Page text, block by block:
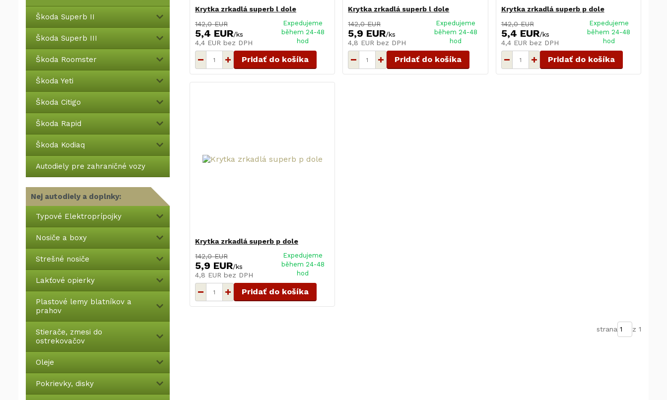
Škoda Superb II
Škoda Superb III
Škoda Roomster
Škoda Yeti
Škoda Citigo
Škoda Rapid
Škoda Kodiaq
Autodiely pre zahraničné vozy
Nej autodiely a doplnky:
Typové Elektroprípojky
Nosiče a boxy
Strešné nosiče
Lakťové opierky
Plastové lemy blatníkov a
prahov
Stierače, zmesi do
ostrekovačov
Oleje
Pokrievky, disky
Krytka zrkadlá superb l dole
142,0 EUR
5,4 EUR/ks
4,4 EUR bez DPH
Expedujeme
během 24-48
hod
Pridať do košíka
Krytka zrkadlá superb l dole
142,0 EUR
5,9 EUR/ks
4,8 EUR bez DPH
Expedujeme
během 24-48
hod
Pridať do košíka
Krytka zrkadlá superb p dole
142,0 EUR
5,4 EUR/ks
4,4 EUR bez DPH
Expedujeme
během 24-48
hod
Pridať do košíka
Krytka zrkadlá superb p dole
142,0 EUR
5,9 EUR/ks
4,8 EUR bez DPH
Expedujeme
během 24-48
hod
Pridať do košíka
strana z 1